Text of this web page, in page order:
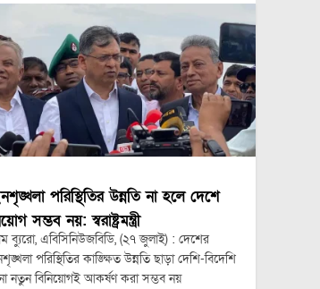
পরিস্থিতির উন্নতি না হলে দেশে
সম্ভব নয়: স্বরাষ্ট্রমন্ত্রী
ব্যুরো, এবিসিনিউজবিডি, (২৭ জুলাই) : দেশের
পরিস্থিতির কাঙ্ক্ষিত উন্নতি ছাড়া দেশি-বিদেশি
নতুন বিনিয়োগই আকর্ষণ করা সম্ভব নয়